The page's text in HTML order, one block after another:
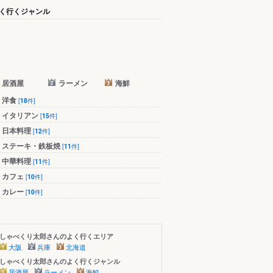
行くジャンル
居酒屋 ラーメン
海鮮
洋食 [18件]
イタリアン [15件]
日本料理 [12件]
ステーキ・鉄板焼[11件]
中華料理 [11件]
カフェ [10件]
カレー [10件]
しゃべくり太郎さんのよく行くエリア
大阪 兵庫 北海道
しゃべくり太郎さんのよく行くジャンル